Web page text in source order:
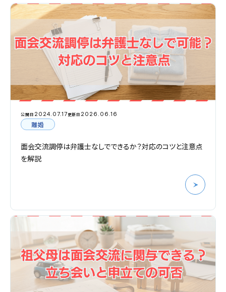
公開日 2024.07.17更新日 2026.06.16
離婚
面会交流調停は弁護士なしでできるか？対応のコツと注意点
を解説